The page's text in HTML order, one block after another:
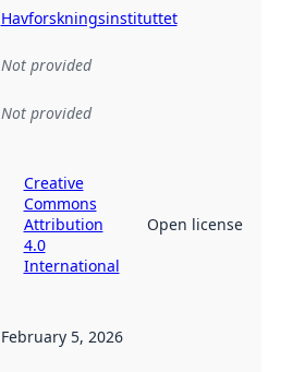
Havforskningsinstituttet
Not provided
Not provided
Creative
Commons
Attribution
4.0
International
Open license
February 5, 2026